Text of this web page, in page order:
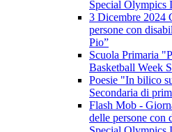
Special Olympics
3 Dicembre 2024
persone con
Pio”
Scuola Primaria
Basketball Week
Poesie "In bilico
Secondaria di
Flash Mob -
delle persone con